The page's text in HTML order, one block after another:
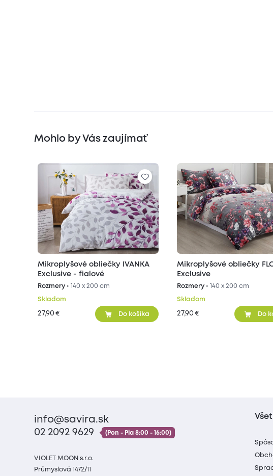
Mohlo by Vás zaujímať
Mikroplyšové obliečky IVANKA
Exclusive - fialové
Rozmery • 140 x 200 cm
Skladom
27,90 € Do košíka
Mikroplyšové obliečky
Exclusive
Rozmery • 140 x 200 cm
Skladom
27,90 € Do
info@savira.sk
02 2092 9629
(Pon - Pia 8:00 - 16:00)
VIOLET MOON s.r.o.
Průmyslová 1472/11